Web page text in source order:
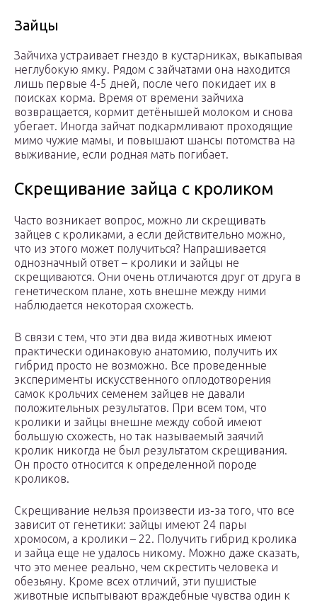
Зайцы
Зайчиха устраивает гнездо в кустарниках, выкапывая
неглубокую ямку. Рядом с зайчатами она находится
лишь первые 4-5 дней, после чего покидает их в
поисках корма. Время от времени зайчиха
возвращается, кормит детёнышей молоком и снова
убегает. Иногда зайчат подкармливают проходящие
мимо чужие мамы, и повышают шансы потомства на
выживание, если родная мать погибает.
Скрещивание зайца с кроликом
Часто возникает вопрос, можно ли скрещивать
зайцев с кроликами, а если действительно можно,
что из этого может получиться? Напрашивается
однозначный ответ – кролики и зайцы не
скрещиваются. Они очень отличаются друг от друга в
генетическом плане, хоть внешне между ними
наблюдается некоторая схожесть.
В связи с тем, что эти два вида животных имеют
практически одинаковую анатомию, получить их
гибрид просто не возможно. Все проведенные
эксперименты искусственного оплодотворения
самок крольчих семенем зайцев не давали
положительных результатов. При всем том, что
кролики и зайцы внешне между собой имеют
большую схожесть, но так называемый заячий
кролик никогда не был результатом скрещивания.
Он просто относится к определенной породе
кроликов.
Скрещивание нельзя произвести из-за того, что все
зависит от генетики: зайцы имеют 24 пары
хромосом, а кролики – 22. Получить гибрид кролика
и зайца еще не удалось никому. Можно даже сказать,
что это менее реально, чем скрестить человека и
обезьяну. Кроме всех отличий, эти пушистые
животные испытывают враждебные чувства один к